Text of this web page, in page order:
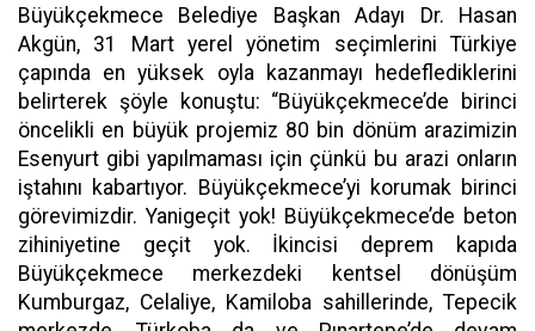
Büyükçekmece Belediye Başkan Adayı Dr. Hasan
Akgün, 31 Mart yerel yönetim seçimlerini Türkiye
çapında en yüksek oyla kazanmayı hedeflediklerini
belirterek şöyle konuştu: “Büyükçekmece’de birinci
öncelikli en büyük projemiz 80 bin dönüm arazimizin
Esenyurt gibi yapılmaması için çünkü bu arazi onların
iştahını kabartıyor. Büyükçekmece’yi korumak birinci
görevimizdir. Yanigeçit yok! Büyükçekmece’de beton
zihiniyetine geçit yok. İkincisi deprem kapıda
Büyükçekmece merkezdeki kentsel dönüşüm
Kumburgaz, Celaliye, Kamiloba sahillerinde, Tepecik